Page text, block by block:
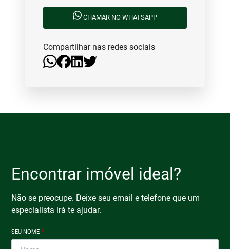
CHAMAR NO WHATSAPP
Compartilhar nas redes sociais
Encontrar imóvel ideal?
Não se preocupe. Deixe seu email e telefone que um
especialista irá te ajudar.
SEU NOME*